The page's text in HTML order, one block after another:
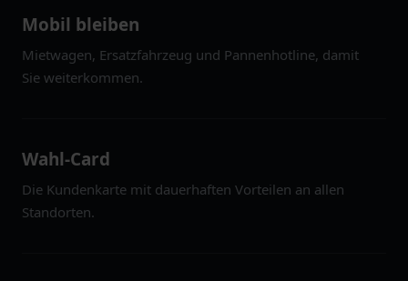
Mobil bleiben
Mietwagen, Ersatzfahrzeug und Pannenhotline, damit
Sie weiterkommen.
Wahl-Card
Die Kundenkarte mit dauerhaften Vorteilen an allen
Standorten.